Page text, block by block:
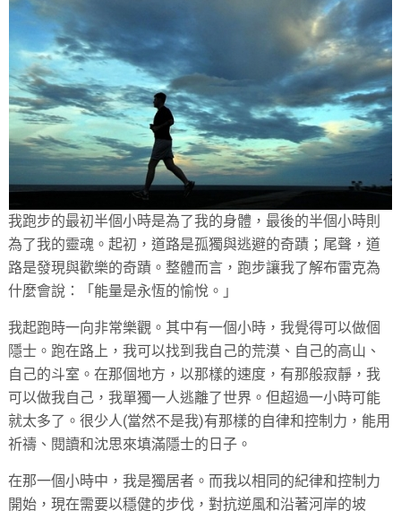
我跑步的最初半個小時是為了我的身體，最後的半個小時則
為了我的靈魂。起初，道路是孤獨與逃避的奇蹟；尾聲，道
路是發現與歡樂的奇蹟。整體而言，跑步讓我了解布雷克為
什麼會說：「能量是永恆的愉悅。」
我起跑時一向非常樂觀。其中有一個小時，我覺得可以做個
隱士。跑在路上，我可以找到我自己的荒漠、自己的高山、
自己的斗室。在那個地方，以那樣的速度，有那般寂靜，我
可以做我自己，我單獨一人逃離了世界。但超過一小時可能
就太多了。很少人(當然不是我)有那樣的自律和控制力，能用
祈禱、閱讀和沈思來填滿隱士的日子。
在那一個小時中，我是獨居者。而我以相同的紀律和控制力
開始，現在需要以穩健的步伐，對抗逆風和沿著河岸的坡